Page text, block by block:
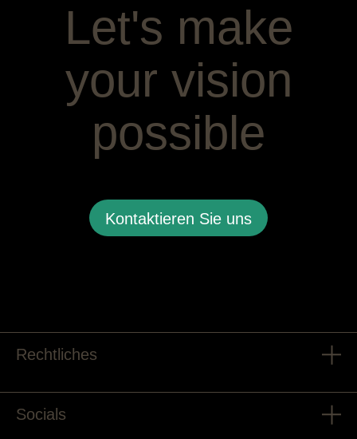
Let's make
your vision
possible
Kontaktieren Sie uns
Rechtliches
Socials